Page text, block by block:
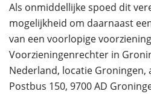
Als onmiddellijke spoed dit
mogelijkheid om daarnaast
van een voorlopige
Voorzieningenrechter in
Nederland, locatie
Postbus 150, 9700 AD